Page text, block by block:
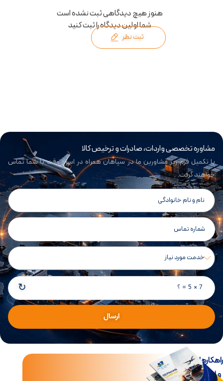
هنوز هیچ دیدگاهی ثبت نشده است
شما اولین دیدگاه را ثبت کنید
ثبت نظر
مشاوره تخصصی واردات، صادرات و ترخیص کالا
با تکمیل فرم زیر مشاورین ما در سپاهان همراه در اسرع وقت با شما تماس
خواهند گرفت.
7 × 5 = ؟ ↻
ارسال
جامع تجارت
و لجستیک بین‌الملل